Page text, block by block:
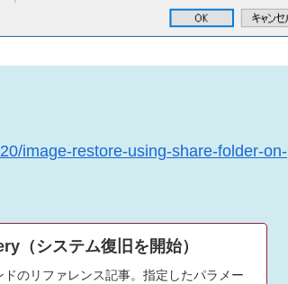
image-restore-using-share-folder-on-
システム復旧を開始）
のリファレンス記事。指定したパラメー